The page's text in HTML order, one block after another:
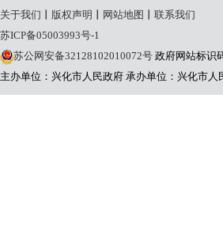
关于我们 版权声明 网站地图
联系我们
苏ICP备05003993号-1
苏公网安备32128102010072号 政府网站标识
主办单位：兴化市人民政府 承办单位：兴化市人